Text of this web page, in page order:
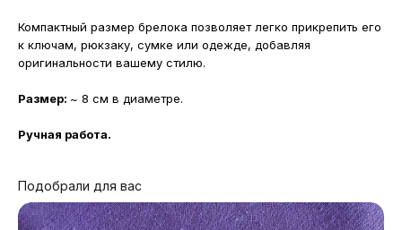
Компактный размер брелока позволяет легко прикрепить его
к ключам, рюкзаку, сумке или одежде, добавляя
оригинальности вашему стилю.
Размер: ~ 8 см в диаметре.
Ручная работа.
Подобрали для вас